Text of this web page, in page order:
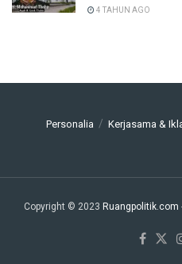
4 TAHUN AGO
Personalia Kerjasama &
Copyright © 2023 Ruangpolitik.com